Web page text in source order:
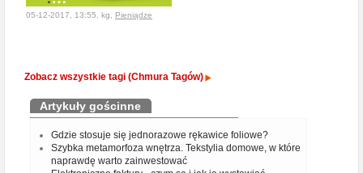
05-12-2017, 13:55, kg, Pieniądze
Zobacz wszystkie tagi (Chmura Tagów)
Artykuły gościnne
Gdzie stosuje się jednorazowe rękawice foliowe?
Szybka metamorfoza wnętrza. Tekstylia domowe, w które
naprawdę warto zainwestować